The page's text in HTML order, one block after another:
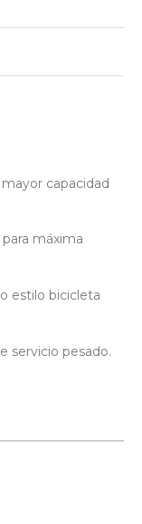
capacidad
máxima
estilo bicicleta
servicio pesado.